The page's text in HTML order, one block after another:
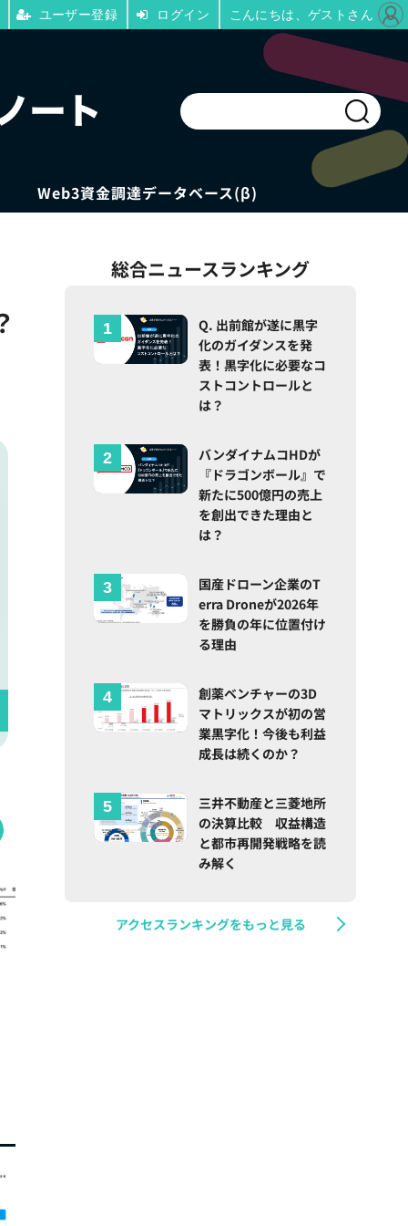
Web3資金調達データベース(β)
総合ニュースランキング
Q. 出前館が遂に黒字
化のガイダンスを発
表！黒字化に必要なコ
ストコントロールと
は？
バンダイナムコHDが
『ドラゴンボール』で
新たに500億円の売上
を創出できた理由と
は？
国産ドローン企業のT
erra Droneが2026年
を勝負の年に位置付け
る理由
創薬ベンチャーの3D
マトリックスが初の営
業黒字化！今後も利益
成長は続くのか？
三井不動産と三菱地所
の決算比較 収益構造
と都市再開発戦略を読
み解く
アクセスランキングをもっと見る
ユーザー登録 ログイン こんにちは、ゲストさん